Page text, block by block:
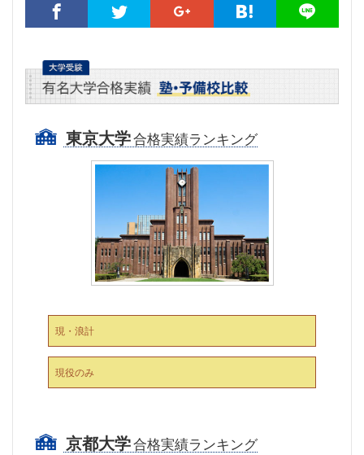
東京大学合格実績ランキング
現・浪計
現役のみ
京都大学合格実績ランキング